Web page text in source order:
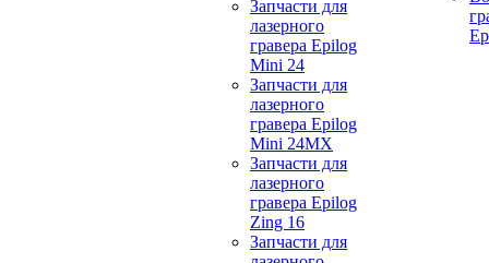
Запчасти для
лазерного
гравера Epilog
Mini 24
Запчасти для
лазерного
гравера Epilog
Mini 24MX
Запчасти для
лазерного
гравера Epilog
Zing 16
Запчасти для